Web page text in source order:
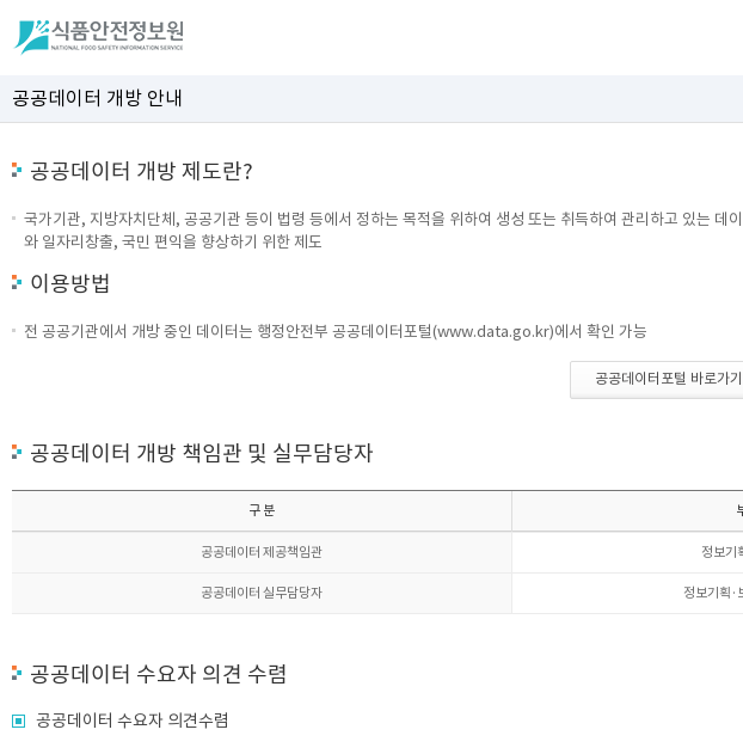
공공데이터 개방 안내
공공데이터 개방 제도란?
국가기관, 지방자치단체, 공공기관 등이 법령 등에서 정하는 목적을 위하여 생성 또는 취득하여 관리하고 있는
와 일자리창출, 국민 편익을 향상하기 위한 제도
이용방법
전 공공기관에서 개방 중인 데이터는 행정안전부 공공데이터포털(www.data.go.kr)에서 확인 가능
공공데이터포털 바로가기
공공데이터 개방 책임관 및 실무담당자
구 분
공공데이터 제공책임관 정보기
공공데이터 실무담당자 정보기획·
공공데이터 수요자 의견 수렴
공공데이터 수요자 의견수렴